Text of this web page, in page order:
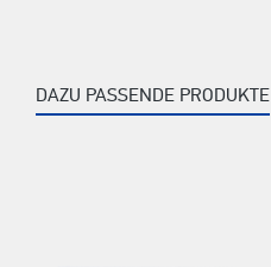
DAZU PASSENDE PRODUKTE